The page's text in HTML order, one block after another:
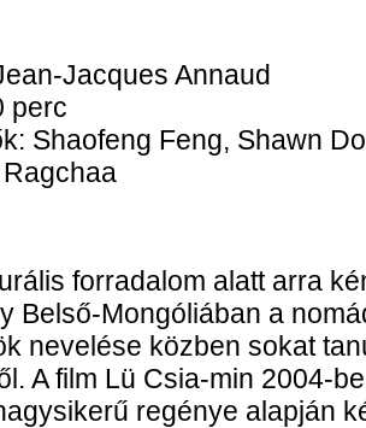
Jacques Annaud
perc
Shaofeng Feng, Shawn
forradalom alatt arra
Belső-Mongóliában a
nevelése közben sokat
A film Lü Csia-min 2004-
regénye alapján